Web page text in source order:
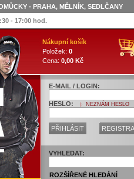
- PRAHA, MĚLNÍK, SEDLČANY
- 17:00 hod.
Nákupní košík
Položek: 0
Cena: 0,00 Kč
E-MAIL / LOGIN:
HESLO: NEZNÁM HESLO
PŘIHLÁSIT
VYHLEDAT:
ROZŠÍŘENÉ HLEDÁNÍ